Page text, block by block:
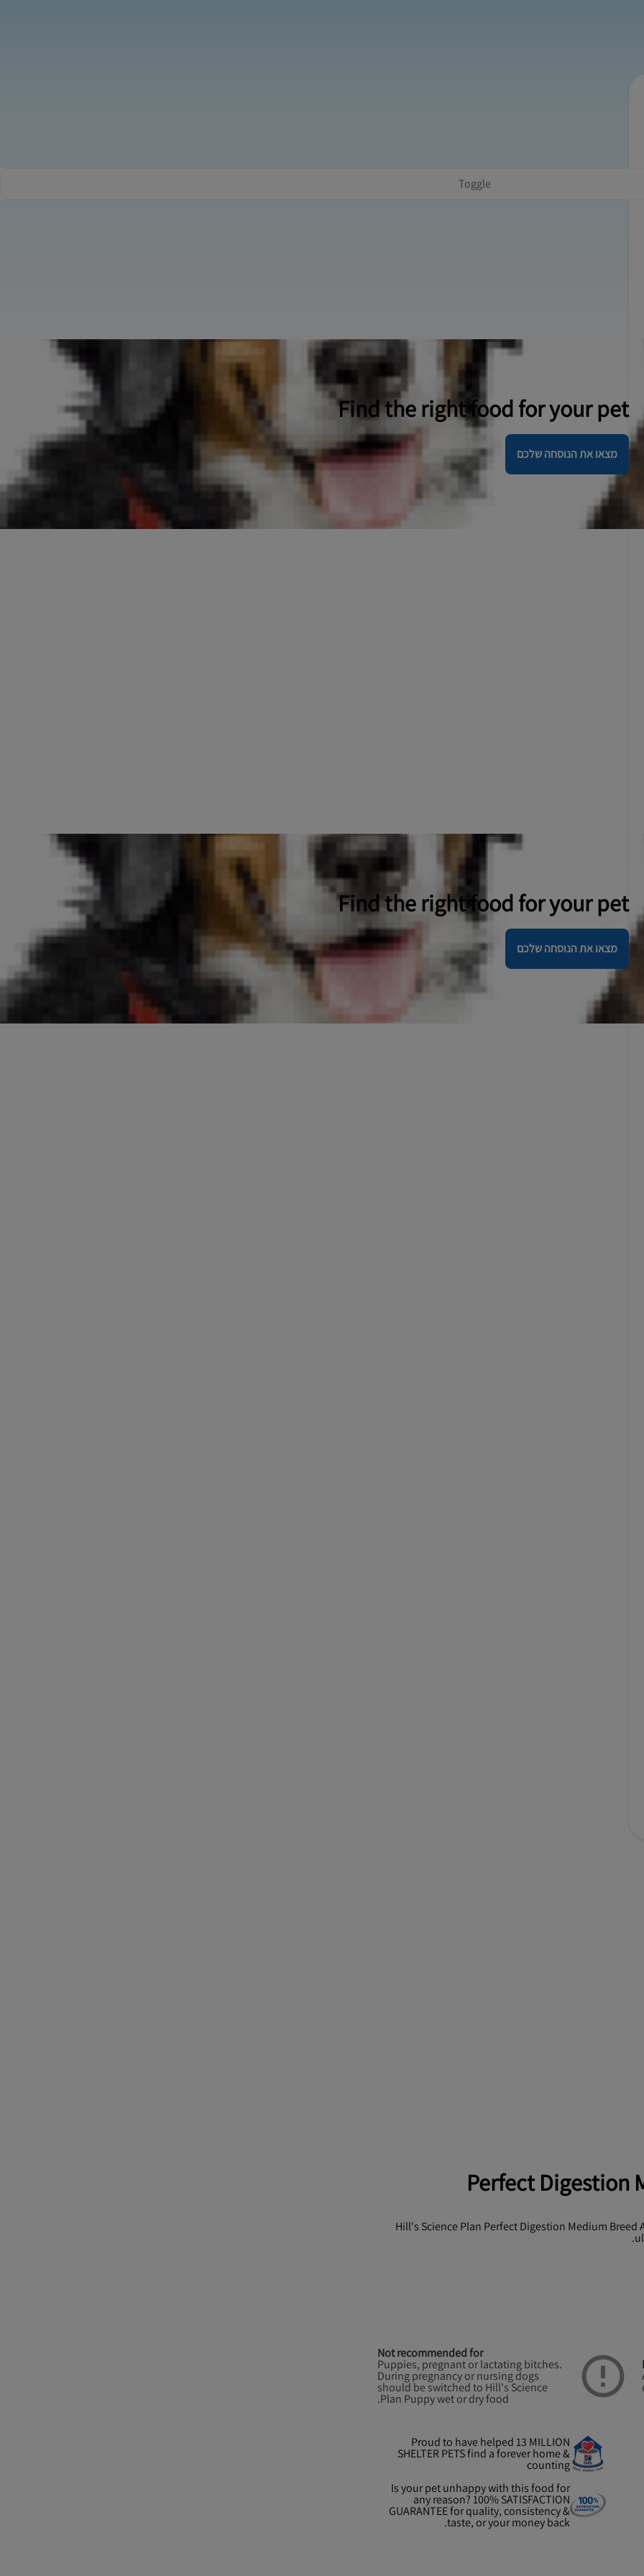
Toggle
Find the right food for your pet
מצאו את הנוסחה שלכם
Find the right food for your pet
מצאו את הנוסחה שלכם
Perfect Digestion
Hill's Science Plan Perfect Digestion Medium
Not recommended for
Puppies, pregnant or lactating bitches.
During pregnancy or nursing dogs
should be switched to Hill's Science
Plan Puppy wet or dry food.
Proud to have helped 13 MILLION
SHELTER PETS find a forever home &
counting
Is your pet unhappy with this food for
any reason? 100% SATISFACTION
GUARANTEE for quality, consistency &
taste, or your money back.